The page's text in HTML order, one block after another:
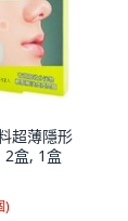
超薄隱形
2盒, 1盒
)